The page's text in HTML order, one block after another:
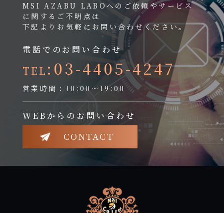
MSI AZABU LABOへのご依頼やサービス
に関するご不明点は
下記よりお気軽にお問い合わせください。
電話でのお問い合わせ
TEL :03-4405-4247
営業時間：10:00～19:00
WEBからのお問い合わせ
CONTACT